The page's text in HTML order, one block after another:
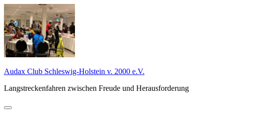
Zum
Inhalt
springen
Audax Club Schleswig-Holstein v. 2000 e.V.
Langstreckenfahren zwischen Freude und Herausforderung
Primäres